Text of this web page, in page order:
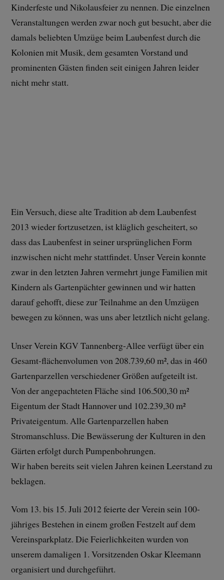
Kinderfeste und Nikolausfeier zu nennen. Die einzelnen
Veranstaltungen werden zwar noch gut besucht, aber die
damals beliebten Umzüge beim Laubenfest durch die
Kolonien mit Musik, dem gesamten Vorstand und
prominenten Gästen finden seit einigen Jahren leider
nicht mehr statt.
Ein Versuch, diese alte Tradition ab dem Laubenfest
2013 wieder fortzusetzen, ist kläglich gescheitert, so
dass das Laubenfest in seiner ursprünglichen Form
inzwischen nicht mehr stattfindet. Unser Verein konnte
zwar in den letzten Jahren vermehrt junge Familien mit
Kindern als Gartenpächter gewinnen und wir hatten
darauf gehofft, diese zur Teilnahme an den Umzügen
bewegen zu können, was uns aber letztlich nicht gelang.
Unser Verein KGV Tannenberg-Allee verfügt über ein
Gesamt-flächenvolumen von 208.739,60 m², das in 460
Gartenparzellen verschiedener Größen aufgeteilt ist.
Von der angepachteten Fläche sind 106.500,30 m²
Eigentum der Stadt Hannover und 102.239,30 m²
Privateigentum. Alle Gartenparzellen haben
Stromanschluss. Die Bewässerung der Kulturen in den
Gärten erfolgt durch Pumpenbohrungen.
Wir haben bereits seit vielen Jahren keinen Leerstand zu
beklagen.
Vom 13. bis 15. Juli 2012 feierte der Verein sein 100-
jähriges Bestehen in einem großen Festzelt auf dem
Vereinsparkplatz. Die Feierlichkeiten wurden von
unserem damaligen 1. Vorsitzenden Oskar Kleemann
organisiert und durchgeführt.